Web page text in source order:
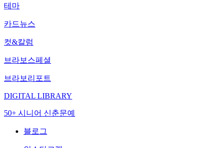
테마
카드뉴스
컷&칼럼
브라보스페셜
브라보리포트
DIGITAL LIBRARY
50+ 시니어 신춘문예
블로그